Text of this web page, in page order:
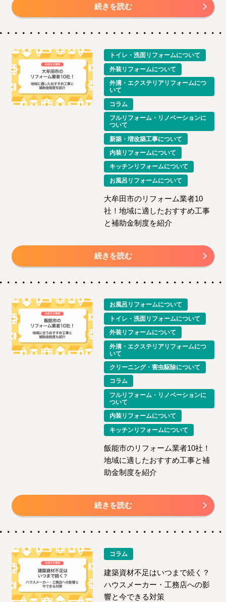
続きを読む
トイレ・洗面リフォームについて
外装リフォームについて
外溝・エクステリアリフォームにつ
いて
コラム
フルリフォーム・リノベーションに
ついて
新築・増改築工事について
内装リフォームについて
キッチンリフォームについて
お風呂リフォームについて
大牟田市のリフォーム業者10
社！地域に適したおすすめ工事
と補助金制度を紹介
続きを読む
お風呂リフォームについて
トイレ・洗面リフォームについて
外装リフォームについて
外溝・エクステリアリフォームにつ
いて
クリーニング・害虫駆除について
コラム
フルリフォーム・リノベーションに
ついて
内装リフォームについて
キッチンリフォームについて
飯能市のリフォーム業者10社！
地域に適したおすすめ工事と補
助金制度を紹介
続きを読む
コラム
建築資材不足はいつまで続く？
ハウスメーカー・工務店への影
響と今できる対策